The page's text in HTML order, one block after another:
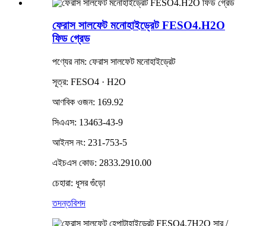
ফেরাস সালফেট মনোহাইড্রেট FESO4.H2O
ফিড গ্রেড
পণ্যের নাম: ফেরাস সালফেট মনোহাইড্রেট
সূত্র: FESO4 · H2O
আণবিক ওজন: 169.92
সিএএস: 13463-43-9
আইনস নং: 231-753-5
এইচএস কোড: 2833.2910.00
চেহারা: ধূসর গুঁড়ো
তদন্তবিশদ